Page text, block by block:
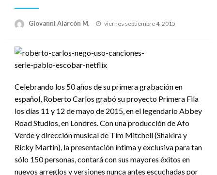
Giovanni Alarcón M.
Publicado
viernes septiembre 4, 2015
Celebrando los 50 años de su primera grabación en
español, Roberto Carlos grabó su proyecto Primera Fila
los días 11 y 12 de mayo de 2015, en el legendario Abbey
Road Studios, en Londres. Con una producción de Afo
Verde y dirección musical de Tim Mitchell (Shakira y
Ricky Martin), la presentación íntima y exclusiva para tan
sólo 150 personas, contará con sus mayores éxitos en
nuevos arreglos y versiones nunca antes escuchadas por